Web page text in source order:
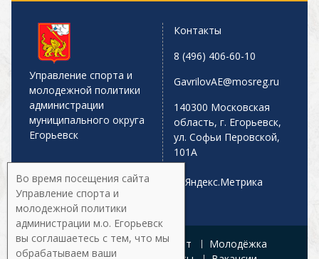
Управление спорта и
молодежной политики
администрации
муниципального округа
Егорьевск
Контакты
8 (496) 406-60-10
GavrilovAE@mosreg.ru
140300 Московская
область, г. Егорьевск,
ул. Софьи Перовской,
101А
Главная Афиша Спорт
Молодёжка
Во время посещения сайта
Управление спорта и
молодежной политики
администрации м.о. Егорьевск
вы соглашаетесь с тем, что мы
обрабатываем ваши